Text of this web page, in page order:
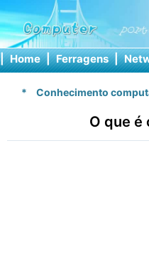
| Home | Ferragens |
* Conhecimento
O que é